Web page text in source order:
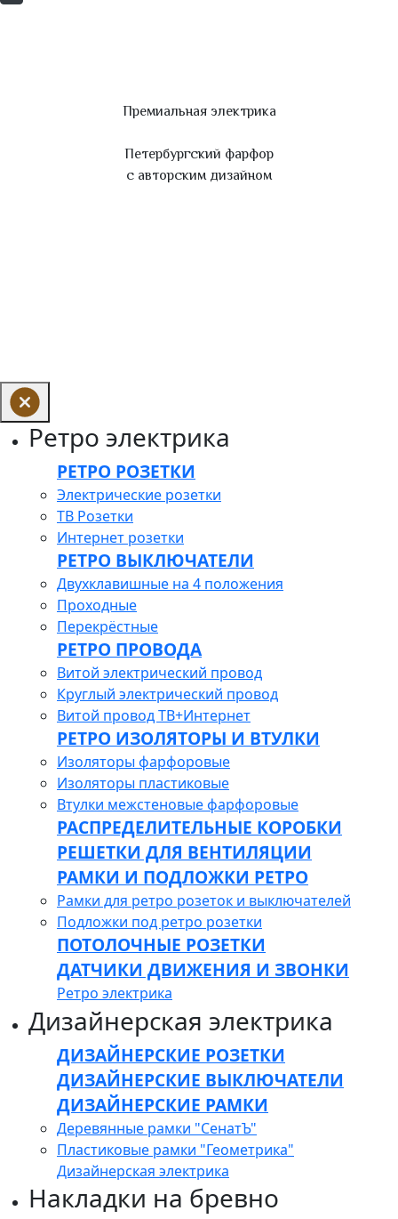
Премиальная электрика
Петербургский фарфор
с авторским дизайном
Ретро электрика
РЕТРО РОЗЕТКИ
Электрические розетки
ТВ Розетки
Интернет розетки
РЕТРО ВЫКЛЮЧАТЕЛИ
Двухклавишные на 4 положения
Проходные
Перекрёстные
РЕТРО ПРОВОДА
Витой электрический провод
Круглый электрический провод
Витой провод ТВ+Интернет
РЕТРО ИЗОЛЯТОРЫ И ВТУЛКИ
Изоляторы фарфоровые
Изоляторы пластиковые
Втулки межстеновые фарфоровые
РАСПРЕДЕЛИТЕЛЬНЫЕ КОРОБКИ
РЕШЕТКИ ДЛЯ ВЕНТИЛЯЦИИ
РАМКИ И ПОДЛОЖКИ РЕТРО
Рамки для ретро розеток и выключателей
Подложки под ретро розетки
ПОТОЛОЧНЫЕ РОЗЕТКИ
ДАТЧИКИ ДВИЖЕНИЯ И ЗВОНКИ
Ретро электрика
Дизайнерская электрика
ДИЗАЙНЕРСКИЕ РОЗЕТКИ
ДИЗАЙНЕРСКИЕ ВЫКЛЮЧАТЕЛИ
ДИЗАЙНЕРСКИЕ РАМКИ
Деревянные рамки "СенатЪ"
Пластиковые рамки "Геометрика"
Дизайнерская электрика
Накладки на бревно